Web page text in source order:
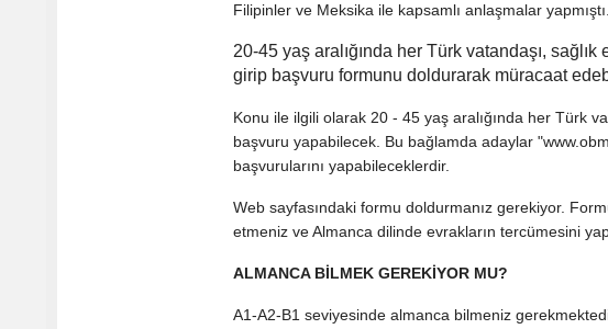
Filipinler ve Meksika ile kapsamlı anlaşmalar yapmıştı.
20-45 yaş aralığında her Türk vatandaşı,
girip başvuru formunu doldurarak müracaat
Konu ile ilgili olarak 20 - 45 yaş aralığında her Türk
başvuru yapabilecek. Bu bağlamda adaylar
başvurularını yapabileceklerdir.
Web sayfasındaki formu doldurmanız gerekiyor.
etmeniz ve Almanca dilinde evrakların tercümesini
ALMANCA BİLMEK GEREKİYOR MU?
A1-A2-B1 seviyesinde almanca bilmeniz